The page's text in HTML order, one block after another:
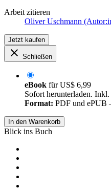
Arbeit zitieren
Oliver Uschmann
Jetzt kaufen
Schließen
eBook fürUS$ 6,99
Sofort herunterladen.
Format: PDF und ePUB
In den Warenkorb
Blick ins Buch